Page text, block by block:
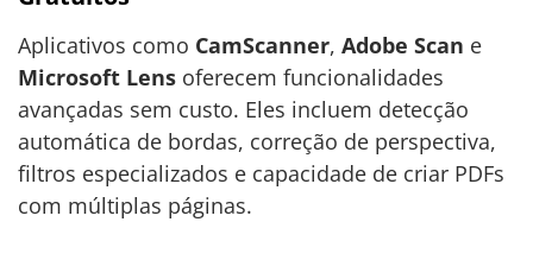
Aplicativos como CamScanner, Adobe Scan e
Microsoft Lens oferecem funcionalidades
avançadas sem custo. Eles incluem detecção
automática de bordas, correção de perspectiva,
filtros especializados e capacidade de criar PDFs
com múltiplas páginas.